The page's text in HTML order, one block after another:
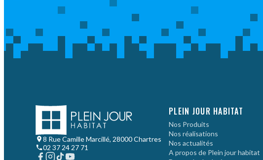
8 Rue Camille Marcillé, 28000 Chartres
02 37 24 27 71
PLEIN JOUR HABITAT
Nos Produits
Nos réalisations
Nos actualités
A propos de Plein jour habitat